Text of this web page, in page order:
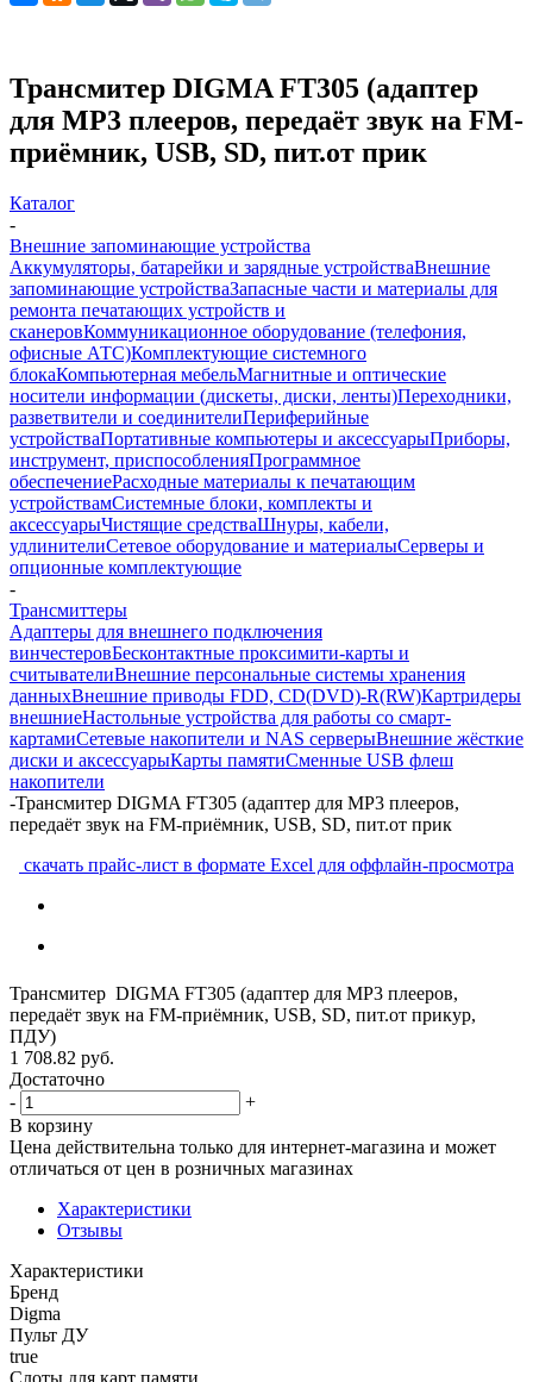
Трансмитер DIGMA FT305 (адаптер
для MP3 плееров, передаёт звук на FM-
приёмник, USB, SD, пит.от прик
Каталог
-
Внешние запоминающие устройства
Аккумуляторы, батарейки и зарядные устройстваВнешние
запоминающие устройстваЗапасные части и материалы для
ремонта печатающих устройств и
сканеровКоммуникационное оборудование (телефония,
офисные АТС)Комплектующие системного
блокаКомпьютерная мебельМагнитные и оптические
носители информации (дискеты, диски, ленты)Переходники,
разветвители и соединителиПериферийные
устройстваПортативные компьютеры и аксессуарыПриборы,
инструмент, приспособленияПрограммное
обеспечениеРасходные материалы к печатающим
устройствамСистемные блоки, комплекты и
аксессуарыЧистящие средстваШнуры, кабели,
удлинителиСетевое оборудование и материалыСерверы и
опционные комплектующие
-
Трансмиттеры
Адаптеры для внешнего подключения
винчестеровБесконтактные проксимити-карты и
считывателиВнешние персональные системы хранения
данныхВнешние приводы FDD, CD(DVD)-R(RW)Картридеры
внешниеНастольные устройства для работы со смарт-
картамиСетевые накопители и NAS серверыВнешние жёсткие
диски и аксессуарыКарты памятиСменные USB флеш
накопители
-Трансмитер DIGMA FT305 (адаптер для MP3 плееров,
передаёт звук на FM-приёмник, USB, SD, пит.от прик
скачать прайс-лист в формате Excel для оффлайн-просмотра
Трансмитер DIGMA FT305 (адаптер для MP3 плееров,
передаёт звук на FM-приёмник, USB, SD, пит.от прикур,
ПДУ)
1 708.82 руб.
Достаточно
-
+
В корзину
Цена действительна только для интернет-магазина и может
отличаться от цен в розничных магазинах
Характеристики
Отзывы
Характеристики
Бренд
Digma
Пульт ДУ
true
Слоты для карт памяти